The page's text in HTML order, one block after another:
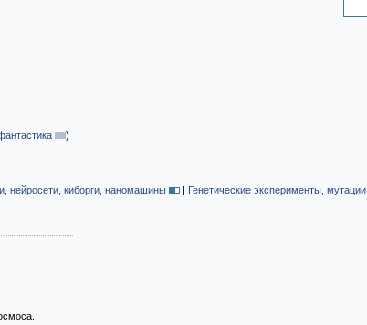
)
нейросети, киборги, наномашины | Генетические эксперименты, мутации